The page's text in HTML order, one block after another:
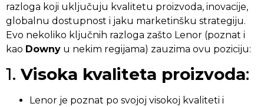
razloga koji uključuju kvalitetu proizvoda, inovacije,
globalnu dostupnost i jaku marketinšku strategiju.
Evo nekoliko ključnih razloga zašto Lenor (poznat i
kao Downy u nekim regijama) zauzima ovu poziciju:
1. Visoka kvaliteta proizvoda:
Lenor je poznat po svojoj visokoj kvaliteti i